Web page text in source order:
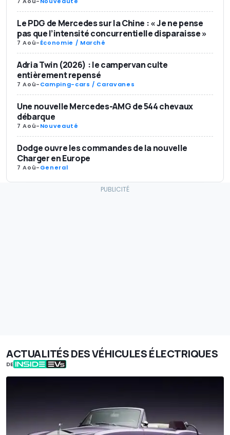
Le PDG de Mercedes sur la Chine : « Je ne pense
pas que l’intensité concurrentielle disparaisse »
7 Aoû-Économie / Marché
Adria Twin (2026) : le campervan culte
entièrement repensé
7 Aoû-Camping-cars / Caravanes
Une nouvelle Mercedes-AMG de 544 chevaux
débarque
7 Aoû-Nouveauté
Dodge ouvre les commandes de la nouvelle
Charger en Europe
7 Aoû-General
ACTUALITÉS DES VÉHICULES ÉLECTRIQUES
DE